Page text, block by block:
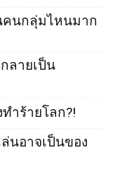
คนกลุ่มไหนมาก
ลายเป็น
ำร้ายโลก?!
ล่นอาจเป็นของ